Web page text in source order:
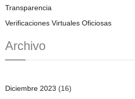
Transparencia
Verificaciones Virtuales Oficiosas
Archivo
Diciembre 2023 (16)